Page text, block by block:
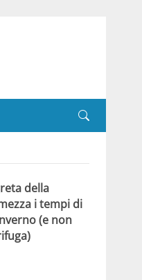
della
i tempi di
(e non